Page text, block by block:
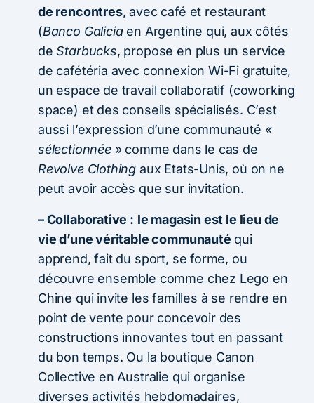
de rencontres, avec café et restaurant
(Banco Galiciaen Argentine qui, aux côtés
deStarbucks, propose en plus un service
de cafétéria avec connexion Wi-Fi gratuite,
un espace de travail collaboratif (coworking
space) et des conseils spécialisés. C’est
aussi l’expression d’une communauté «
sélectionnée» comme dans le cas de
Revolve Clothing aux Etats-Unis, où on ne
peut avoir accès que sur invitation.
– Collaborative : le magasin est le lieu de
vie d’une véritable communauté qui
apprend, fait du sport, se forme, ou
découvre ensemble comme chez Lego en
Chine qui invite les familles à se rendre en
point de vente pour concevoir des
constructions innovantes tout en passant
du bon temps. Ou la boutique Canon
Collective en Australie qui organise
diverses activités hebdomadaires,